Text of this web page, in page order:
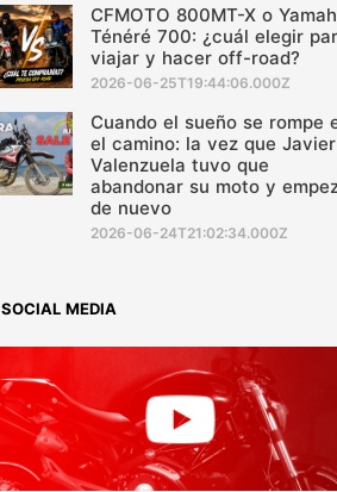
CFMOTO 800MT-X o
Ténéré 700: ¿cuál elegir
viajar y hacer off-road?
2026-06-25T19:44:06.000Z
Cuando el sueño se rompe
el camino: la vez que Javier
Valenzuela tuvo que
abandonar su moto y
de nuevo
2026-06-24T21:02:34.000Z
SOCIAL MEDIA